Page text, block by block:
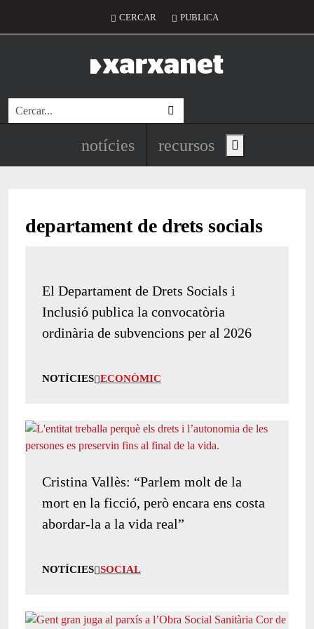
Menú del compte d'usuari
CERCAR PUBLICA
Cerca
Navegació principal de
notícies recursos Show main menu
departament de drets socials
El Departament de Drets Socials i
Inclusió publica la convocatòria
ordinària de subvencions per al 2026
NOTÍCIES ECONÒMIC
Cristina Vallès: “Parlem molt de la
mort en la ficció, però encara ens costa
abordar-la a la vida real”
NOTÍCIES SOCIAL